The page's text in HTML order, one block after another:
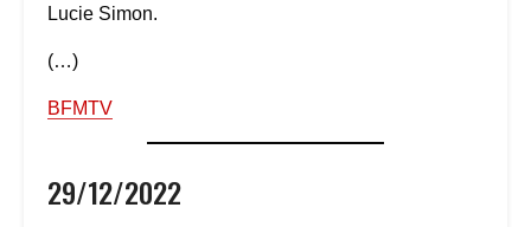
Lucie Simon.
(…)
BFMTV
29/12/2022